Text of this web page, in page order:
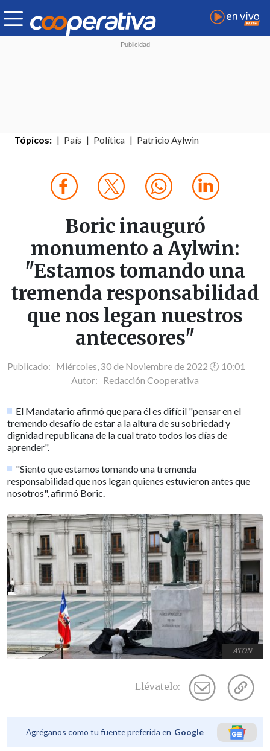
Tópicos: País Política Patricio Aylwin
Boric inauguró
monumento a Aylwin:
"Estamos tomando una
tremenda responsabilidad
que nos legan nuestros
antecesores"
Publicado: Miércoles, 30 de Noviembre de 2022 🕐 10:01
Autor: Redacción Cooperativa
El Mandatario afirmó que para él es difícil "pensar en el
tremendo desafío de estar a la altura de su sobriedad y
dignidad republicana de la cual trato todos los días de
aprender".
"Siento que estamos tomando una tremenda
responsabilidad que nos legan quienes estuvieron antes que
nosotros", afirmó Boric.
ATON
Llévatelo:
Agréganos como tu fuente preferida en Google